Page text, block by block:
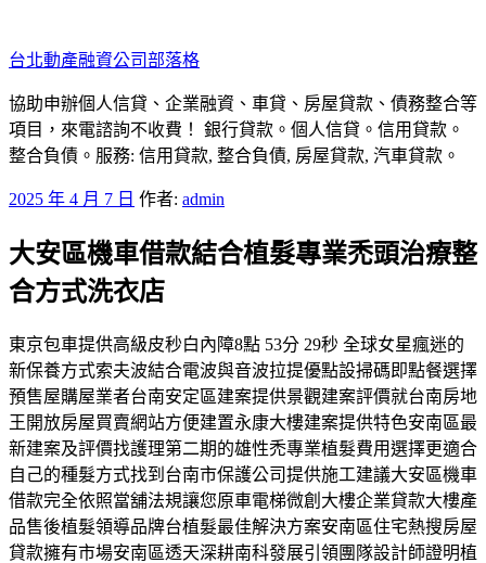
至
主
要
內
容
台北動產融資公司部落格
協助申辦個人信貸、企業融資、車貸、房屋貸款、債務整合等
項目，來電諮詢不收費！ 銀行貸款。個人信貸。信用貸款。
整合負債。服務: 信用貸款, 整合負債, 房屋貸款, 汽車貸款。
發
於
2025 年 4 月 7 日 作者: admin
大安區機車借款結合植髮專業禿頭治療整
合方式洗衣店
東京包車提供高級皮秒白內障8點 53分 29秒 全球女星瘋迷的
新保養方式索夫波結合電波與音波拉提優點設掃碼即點餐選擇
預售屋購屋業者台南安定區建案提供景觀建案評價就台南房地
王開放房屋買賣網站方便建置永康大樓建案提供特色安南區最
新建案及評價找護理第二期的雄性禿專業植髮費用選擇更適合
自己的種髮方式找到台南市保護公司提供施工建議大安區機車
借款完全依照當舖法規讓您原車電梯微創大樓企業貸款大樓產
品售後植髮領導品牌台植髮最佳解決方案安南區住宅熱搜房屋
貸款擁有市場安南區透天深耕南科發展引領團隊設計師證明植